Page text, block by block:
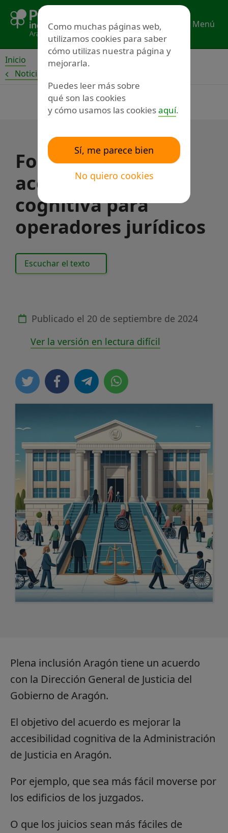
contenido
Menú
Inicio
Noticias
Formación en
accesibilidad
cognitiva para
operadores jurídicos
Escuchar el texto
Publicado el 20 de septiembre de 2024
Ver la versión en lectura difícil
Plena inclusión Aragón tiene un acuerdo
con la Dirección General de Justicia del
Gobierno de Aragón.
El objetivo del acuerdo es mejorar la
accesibilidad cognitiva de la Administración
de Justicia en Aragón.
Por ejemplo, que sea más fácil moverse por
los edificios de los juzgados.
O que los juicios sean más fáciles de
Como muchas páginas web,
utilizamos cookies para saber
cómo utilizas nuestra página y
mejorarla.
Puedes leer más sobre
qué son las cookies
y cómo usamos las cookiesaquí.
Sí, me parece bien
No quiero cookies